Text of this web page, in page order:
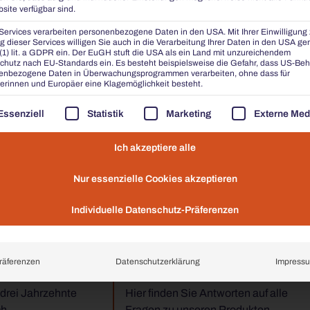
940
unserer Kunden: Hervorragend
Jahrzehnte
Hier finden Sie Antworten auf alle
verfügbar sind.
verarbeiten personenbezogene Daten in den USA. Mit Ihrer Einwilligung
dieser Services willigen Sie auch in die Verarbeitung Ihrer Daten in den USA
lit. a GDPR ein. Der EuGH stuft die USA als ein Land mit unzureichendem
nach EU-Standards ein. Es besteht beispielsweise die Gefahr, dass US-
Daten in Überwachungsprogrammen verarbeiten, ohne dass für
und Europäer eine Klagemöglichkeit besteht.
EINE LISTE DER SERVICE-GRUPPEN, FÜR DIE
Statistik Marketing Externe
Ich akzeptiere alle
Nur essenzielle Cookies akzeptieren
Individuelle Datenschutz-Präferenzen
Datenschutzerklärung